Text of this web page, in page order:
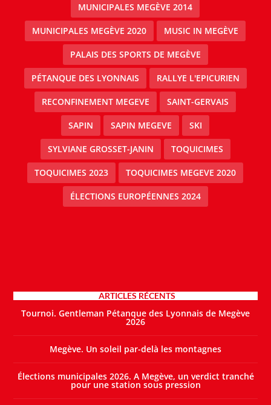
MUNICIPALES MEGÈVE 2014
MUNICIPALES MEGÈVE 2020 MUSIC IN MEGÈVE
PALAIS DES SPORTS DE MEGÈVE
PÉTANQUE DES LYONNAIS RALLYE L'EPICURIEN
RECONFINEMENT MEGEVE SAINT-GERVAIS
SAPIN SAPIN MEGEVE SKI
SYLVIANE GROSSET-JANIN TOQUICIMES
TOQUICIMES 2023 TOQUICIMES MEGEVE 2020
ÉLECTIONS EUROPÉENNES 2024
ARTICLES RÉCENTS
Tournoi. Gentleman Pétanque des Lyonnais de Megève
2026
Megève. Un soleil par-delà les montagnes
Élections municipales 2026. A Megève, un verdict tranché
pour une station sous pression